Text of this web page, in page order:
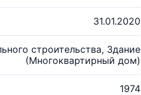
31.01.2020
строительства, Здание
(Многоквартирный дом)
1974